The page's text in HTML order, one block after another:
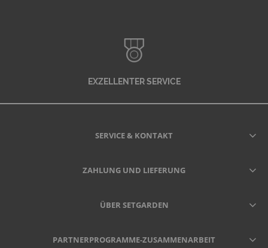
EXZELLENTER SERVICE
SERVICE & KONTAKT
ZAHLUNG UND LIEFERUNG
ÜBER SETGARDEN
PARTNERPROGRAMME-ZUSAMMENARBEIT